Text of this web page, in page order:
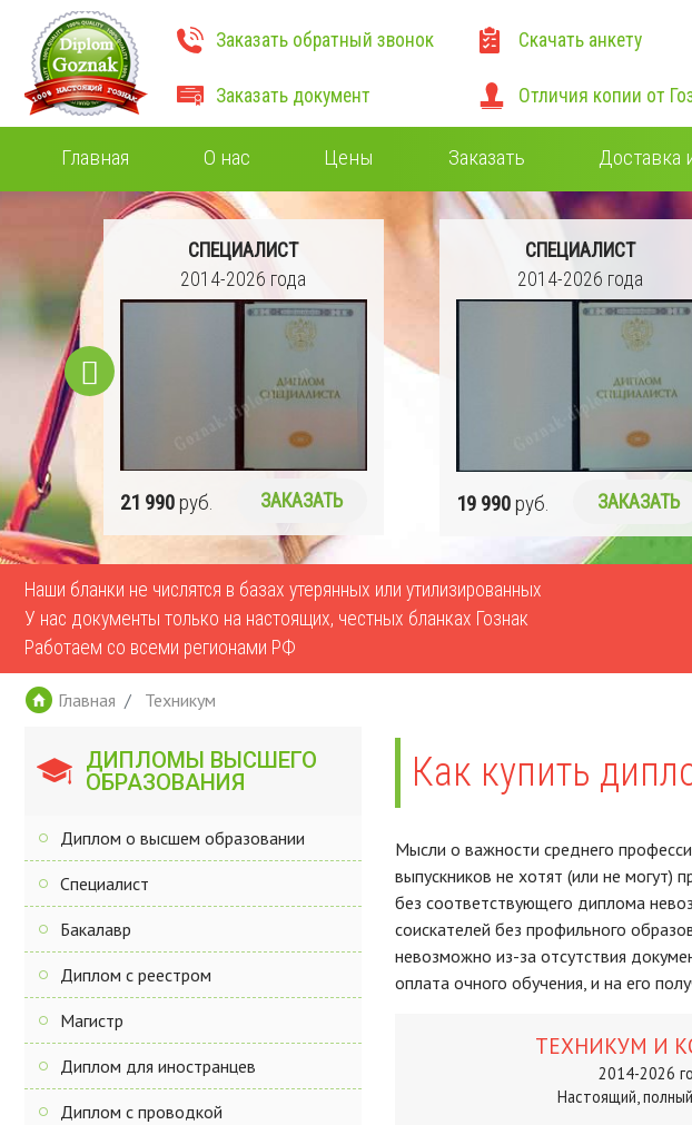
Заказать обратный звонок
Заказать документ
Скачать анкету
Отличия копии от
Главная О нас Цены Заказать Доставка
СПЕЦИАЛИСТ
2014-2026 года
19 990 руб. ЗАКАЗАТЬ
СПЕЦИАЛИСТ
2011-2013 года
17 990 руб. ЗАКАЗАТЬ
Наши бланки не числятся в базах утерянных или утилизированных
У нас документы только на настоящих, честных бланках Гознак
Работаем со всеми регионами РФ
Главная Техникум
ДИПЛОМЫ ВЫСШЕГО
ОБРАЗОВАНИЯ
Диплом о высшем образовании
Специалист
Бакалавр
Диплом с реестром
Магистр
Диплом для иностранцев
Диплом с проводкой
Как купить
Мысли о важности среднего
выпускников не хотят (или не могут)
без соответствующего диплома
соискателей без профильного
невозможно из-за отсутствия
оплата очного обучения, и на его
ТЕХНИКУМ И
2014-2026
Настоящий,